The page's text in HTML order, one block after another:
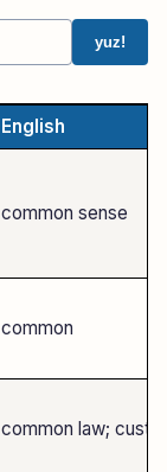
yuz!
English
common sense
common
common law;